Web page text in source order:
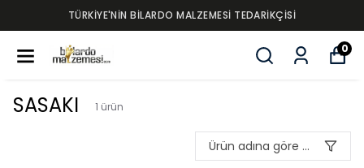
TÜRKİYE'NİN BİLARDO MALZEMESİ TEDARİKÇİSİ
0
SASAKI 1 ürün
Ürün adına göre A-Z